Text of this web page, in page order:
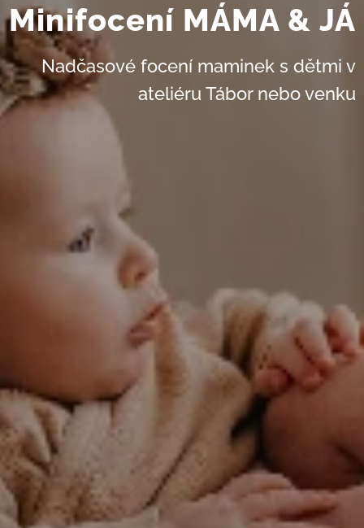
Minifocení MÁMA & JÁ
Nadčasové focení maminek s dětmi v
ateliéru Tábor nebo venku